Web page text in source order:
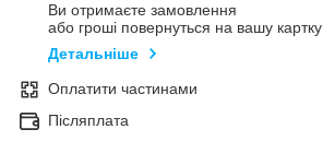
Ви отримаєте замовлення
або гроші повернуться на вашу картку
Детальніше
Оплатити частинами
Післяплата